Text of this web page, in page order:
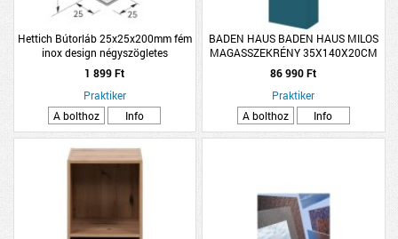
Hettich Bútorláb 25x25x200mm fém
inox design négyszögletes
1 899 Ft
Praktiker
A bolthoz
Info
BADEN HAUS BADEN HAUS MILOS
MAGASSZEKRÉNY 35X140X20CM
OLAJKÉK FÜGGESZTETT
86 990 Ft
Praktiker
A bolthoz
Info